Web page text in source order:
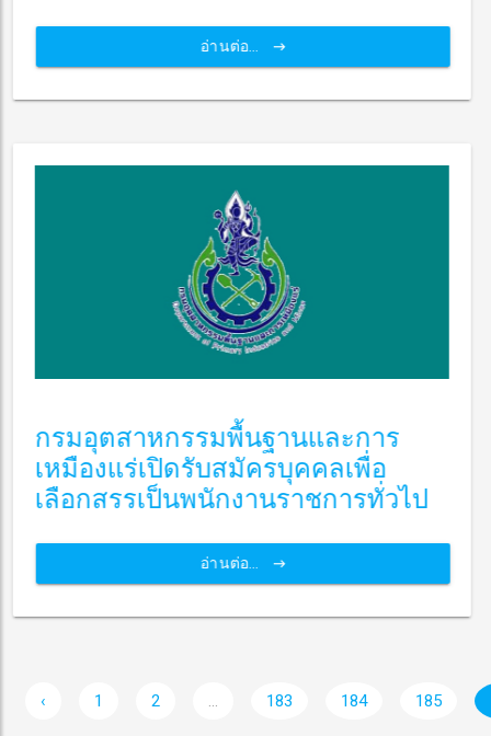
อ่านต่อ...
กรมอุตสาหกรรมพื้นฐานและการ
เหมืองแร่เปิดรับสมัครบุคคลเพื่อ
เลือกสรรเป็นพนักงานราชการทั่วไป
อ่านต่อ...
‹ 1 2 ... 183 184 185